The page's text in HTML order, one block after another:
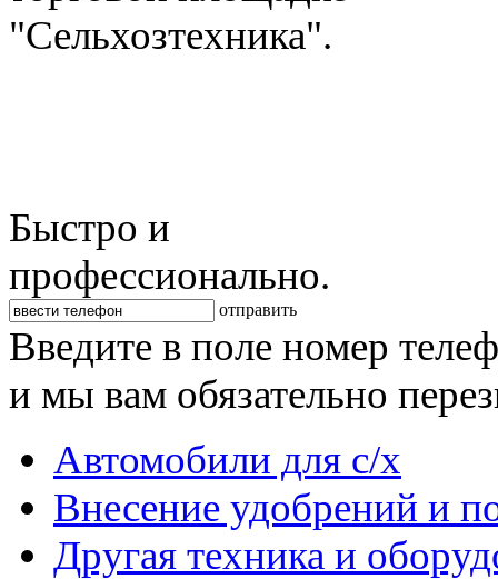
"Сельхозтехника".
Быстро и
профессионально.
отправить
Введите в поле номер
и мы вам обязательно
Автомобили для с/х
Внесение удобрений и
Другая техника и